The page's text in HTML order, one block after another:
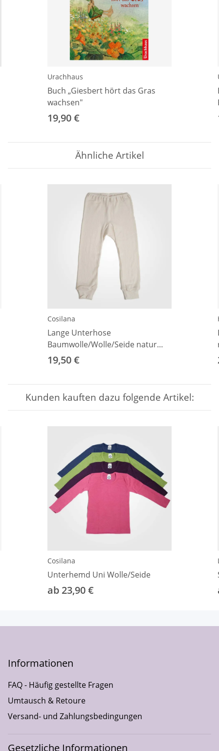
Urachhaus
Buch „Giesbert hört das Gras
wachsen"
19,90 €
Ähnliche Artikel
Cosilana
Lange Unterhose
Baumwolle/Wolle/Seide natur
104
19,50 €
Kunden kauften dazu folgende Artikel:
Cosilana
Unterhemd Uni Wolle/Seide
ab 23,90 €
Informationen
FAQ - Häufig gestellte Fragen
Umtausch & Retoure
Versand- und Zahlungsbedingungen
Gesetzliche Informationen